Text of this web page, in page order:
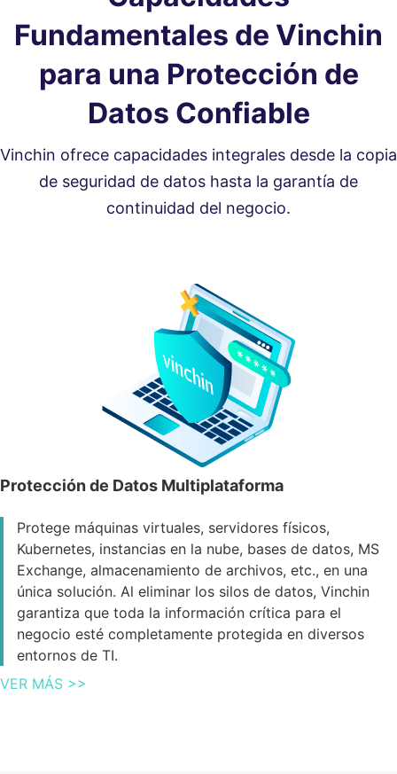
Fundamentales de Vinchin
para una Protección de
Datos Confiable
Vinchin ofrece capacidades integrales desde la copia
de seguridad de datos hasta la garantía de
continuidad del negocio.
Protección de Datos Multiplataforma
Protege máquinas virtuales, servidores físicos,
Kubernetes, instancias en la nube, bases de datos, MS
Exchange, almacenamiento de archivos, etc., en una
única solución. Al eliminar los silos de datos, Vinchin
garantiza que toda la información crítica para el
negocio esté completamente protegida en diversos
entornos de TI.
VER MÁS >>